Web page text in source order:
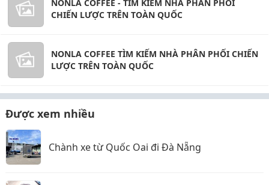
NONLA COFFEE - TÌM KIẾM NHÀ PHÂN PHỐI
CHIẾN LƯỢC TRÊN TOÀN QUỐC
NONLA COFFEE TÌM KIẾM NHÀ PHÂN PHỐI CHIẾN
LƯỢC TRÊN TOÀN QUỐC
Được xem nhiều
Chành xe từ Quốc Oai đi Đà Nẵng